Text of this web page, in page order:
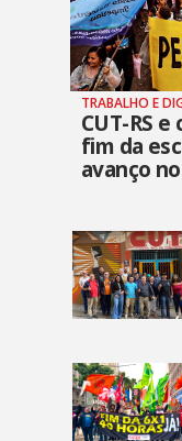
TRABALHO E
CUT-RS
fim da
avanço